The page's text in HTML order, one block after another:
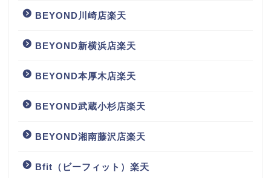
BEYOND川崎店楽天
BEYOND新横浜店楽天
BEYOND本厚木店楽天
BEYOND武蔵小杉店楽天
BEYOND湘南藤沢店楽天
Bfit（ビーフィット）楽天